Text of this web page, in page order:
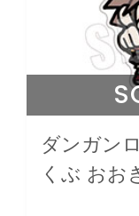
ダンガン
くぶ おお